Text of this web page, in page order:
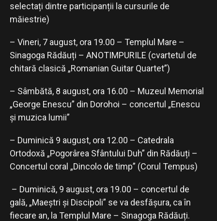
selectați dintre participanții la cursurile de
măiestrie)
– Vineri, 7 august, ora 19.00 – Templul Mare –
Sinagoga Rădăuți – ANOTIMPURILE (cvartetul de
chitară clasică „Romanian Guitar Quartet”)
– Sâmbătă, 8 august, ora 16.00 – Muzeul Memorial
„George Enescu” din Dorohoi – concertul „Enescu
și muzica lumii”
– Duminică 9 august, ora 12.00 – Catedrala
Ortodoxă „Pogorârea Sfântului Duh” din Rădăuți –
Concertul coral „Dincolo de timp” (Corul Tempus)
– Duminică, 9 august, ora 19.00 – concertul de
gală, „Maeștri și Discipoli” se va desfășura, ca în
fiecare an, la Templul Mare – Sinagoga Rădăuți.